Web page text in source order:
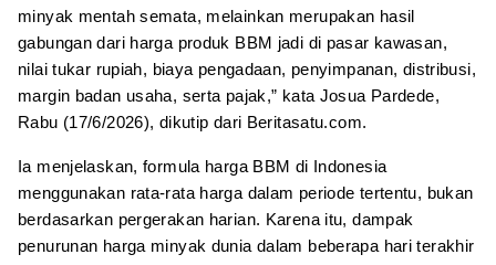
minyak mentah semata, melainkan merupakan hasil
gabungan dari harga produk BBM jadi di pasar kawasan,
nilai tukar rupiah, biaya pengadaan, penyimpanan, distribusi,
margin badan usaha, serta pajak,” kata Josua Pardede,
Rabu (17/6/2026), dikutip dari Beritasatu.com.
Ia menjelaskan, formula harga BBM di Indonesia
menggunakan rata-rata harga dalam periode tertentu, bukan
berdasarkan pergerakan harian. Karena itu, dampak
penurunan harga minyak dunia dalam beberapa hari terakhir